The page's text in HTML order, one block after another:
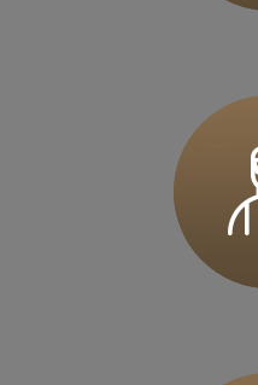
36 MINUT Gostyń
ul. Ogrodowa 9
63-800 Gostyń
36 MINUT Iława